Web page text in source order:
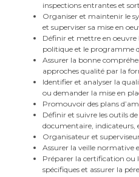
inspections entrantes et
Organiser et maintenir le
et superviser sa mise en
Définir et mettre en
politique et le programme
Assurer la bonne
approches qualité par la
Identifier et analyser la
ou demander la mise en
Promouvoir des plans
Définir et suivre les outils
documentaire, indicateurs,
Organisateur et
Assurer la veille normative
Préparer la certification ou
spécifiques et assurer la